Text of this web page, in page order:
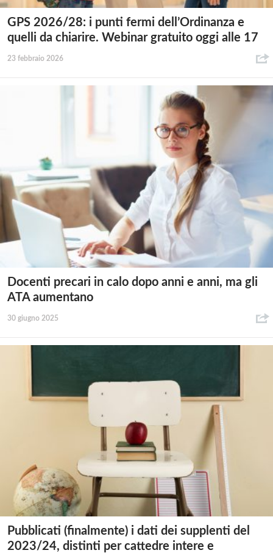
GPS 2026/28: i punti fermi dell’Ordinanza e
quelli da chiarire. Webinar gratuito oggi alle 17
23 febbraio 2026
Docenti precari in calo dopo anni e anni, ma gli
ATA aumentano
30 giugno 2025
Pubblicati (finalmente) i dati dei supplenti del
2023/24, distinti per cattedre intere e